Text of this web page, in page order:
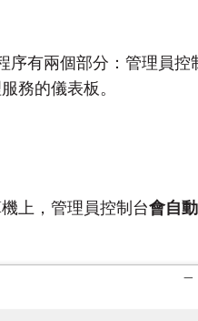
有兩個部分：管理員控
務的儀表板。
上，管理員控制台會自